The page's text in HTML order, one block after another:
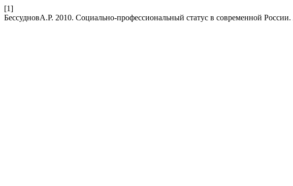
[1]
БессудновА.Р. 2010. Социально-профессиональный статус в современной России.